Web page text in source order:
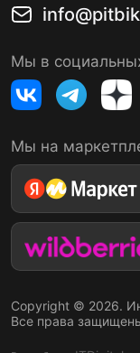
Мы в
Мы на
Copyright © 2026.
Все права